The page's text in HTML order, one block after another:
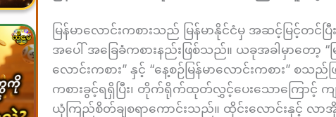
မြန်မာလောင်းကစားသည် မြန်မာနိုင်ငံမှ အဆင့်မြင့်တင်ပြီ
အပေါ် အခြေခံကစားနည်းဖြစ်သည်။ ယခုအခါမှာတော့ “မ
လောင်းကစား” နှင့် “နေ့စဉ်မြန်မာလောင်းကစား” စသ
ကစားခွင့်ရရှိပြီး၊ တိုက်ရိုက်ထုတ်လွှင့်ပေးသောကြောင့်
ယုံကြည်စိတ်ချစရာကောင်းသည်။ ထိုင်းလောင်းနှင့် လ